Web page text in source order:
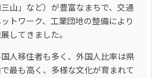
山」など）が豊富なまちで、交通
トワーク、工業団地の整備により
してきました。
人移住者も多く、外国人比率は県
最も高く、多様な文化が育まれて